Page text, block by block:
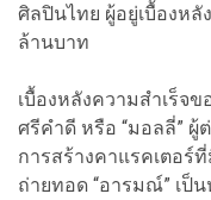
ศิลปินไทย ผู้อยู่เบื้องหลั
ล้านบาท
เบื้องหลังความสำเร็จข
ศรีคำดี หรือ “มอลลี่”
การสร้างคาแรคเตอร์
ถ่ายทอด “อารมณ์” เป็